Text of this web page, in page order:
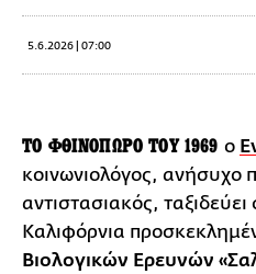
5.6.2026 | 07:00
ΤΟ ΦΘΙΝΟΠΩΡΟ ΤΟΥ 1969 ο
κοινωνιολόγος, ανήσυχο
αντιστασιακός,
Καλιφόρνια
Βιολογικών Ερευνών